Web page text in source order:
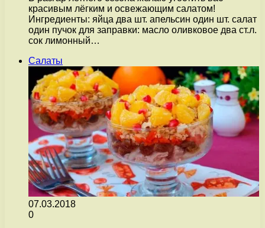
красивым лёгким и освежающим салатом!
Ингредиенты: яйца два шт. апельсин один шт. салат
один пучок для заправки: масло оливковое два ст.л.
сок лимонный…
Салаты
07.03.2018
0